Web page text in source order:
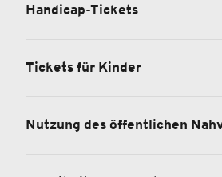
Handicap-Tickets
Tickets für Kinder
Nutzung des öffentlichen